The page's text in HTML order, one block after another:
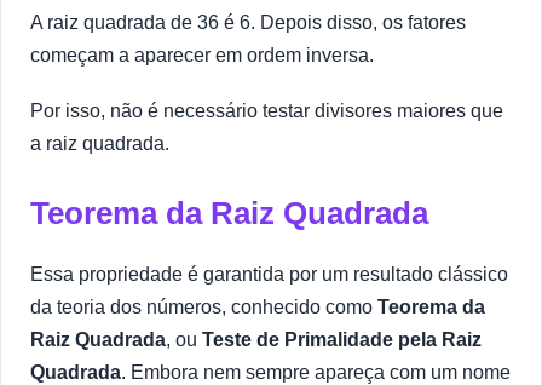
A raiz quadrada de 36 é 6. Depois disso, os fatores
começam a aparecer em ordem inversa.
Por isso, não é necessário testar divisores maiores que
a raiz quadrada.
Teorema da Raiz Quadrada
Essa propriedade é garantida por um resultado clássico
da teoria dos números, conhecido como Teorema da
Raiz Quadrada, ou Teste de Primalidade pela Raiz
Quadrada. Embora nem sempre apareça com um nome